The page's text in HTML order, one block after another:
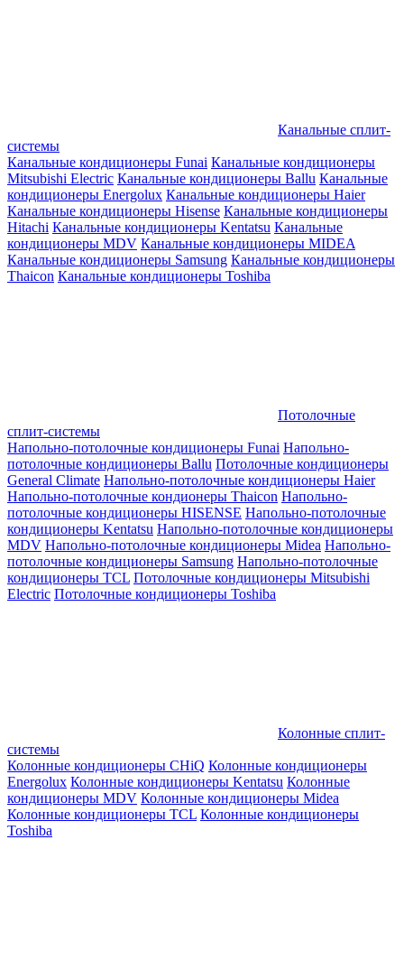
Канальные сплит-
системы
Канальные кондиционеры Funai Канальные кондиционеры
Mitsubishi Electric Канальные кондиционеры Ballu Канальные
кондиционеры Energolux Канальные кондиционеры Haier
Канальные кондиционеры Hisense Канальные кондиционеры
Hitachi Канальные кондиционеры Kentatsu Канальные
кондиционеры MDV Канальные кондиционеры MIDEA
Канальные кондиционеры Samsung Канальные кондиционеры
Thaicon Канальные кондиционеры Toshiba
Потолочные
сплит-системы
Напольно-потолочные кондиционеры Funai Напольно-
потолочные кондиционеры Ballu Потолочные кондиционеры
General Climate Напольно-потолочные кондиционеры Haier
Напольно-потолочные кондионеры Thaicon Напольно-
потолочные кондиционеры HISENSE Напольно-потолочные
кондиционеры Kentatsu Напольно-потолочные кондиционеры
MDV Напольно-потолочные кондиционеры Midea Напольно-
потолочные кондиционеры Samsung Напольно-потолочные
кондиционеры TCL Потолочные кондиционеры Mitsubishi
Electric Потолочные кондиционеры Toshiba
Колонные сплит-
системы
Колонные кондиционеры CHiQ Колонные кондиционеры
Energolux Колонные кондиционеры Kentatsu Колонные
кондиционеры MDV Колонные кондиционеры Midea
Колонные кондиционеры TCL Колонные кондиционеры
Toshiba